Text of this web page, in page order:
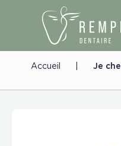
Accueil Je